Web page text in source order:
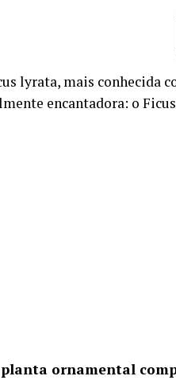
lyrata, mais conhecida
encantadora: o
planta ornamental